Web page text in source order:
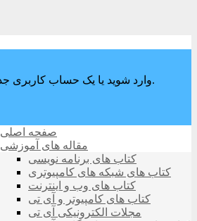
وارد شوید یا یک حساب کاربری جدید ایجاد کنید.
صفحه اصلی
مقاله های آموزشی
کتاب های برنامه نویسی
کتاب های شبکه های کامپیوتری
کتاب های وب و اینترنت
کتاب های کامپیوتر و آی تی
مجلات الکترونیکی آی تی